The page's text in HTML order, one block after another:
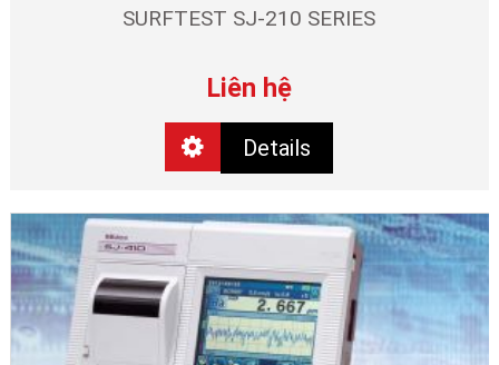
SURFTEST SJ-210 SERIES
Liên hệ
Details